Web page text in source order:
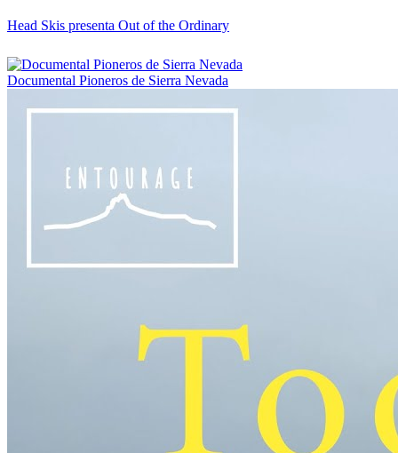
Head Skis presenta Out of the Ordinary
Documental Pioneros de Sierra Nevada